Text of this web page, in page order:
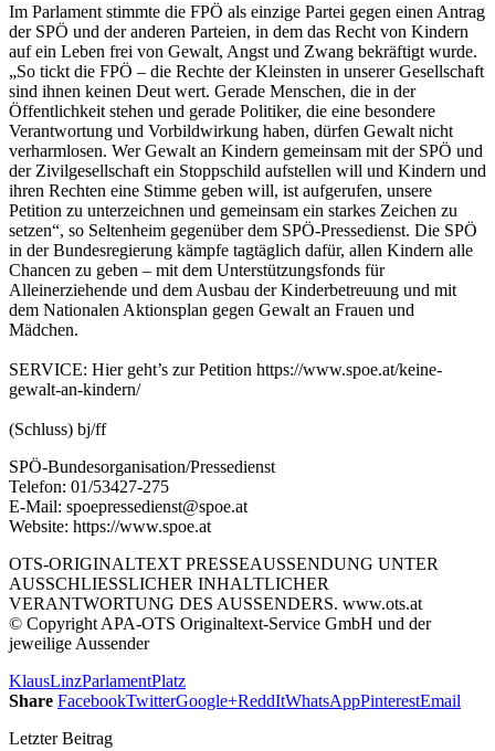
Im Parlament stimmte die FPÖ als einzige Partei gegen einen Antrag
der SPÖ und der anderen Parteien, in dem das Recht von Kindern
auf ein Leben frei von Gewalt, Angst und Zwang bekräftigt wurde.
„So tickt die FPÖ – die Rechte der Kleinsten in unserer Gesellschaft
sind ihnen keinen Deut wert. Gerade Menschen, die in der
Öffentlichkeit stehen und gerade Politiker, die eine besondere
Verantwortung und Vorbildwirkung haben, dürfen Gewalt nicht
verharmlosen. Wer Gewalt an Kindern gemeinsam mit der SPÖ und
der Zivilgesellschaft ein Stoppschild aufstellen will und Kindern und
ihren Rechten eine Stimme geben will, ist aufgerufen, unsere
Petition zu unterzeichnen und gemeinsam ein starkes Zeichen zu
setzen“, so Seltenheim gegenüber dem SPÖ-Pressedienst. Die SPÖ
in der Bundesregierung kämpfe tagtäglich dafür, allen Kindern alle
Chancen zu geben – mit dem Unterstützungsfonds für
Alleinerziehende und dem Ausbau der Kinderbetreuung und mit
dem Nationalen Aktionsplan gegen Gewalt an Frauen und
Mädchen.
SERVICE: Hier geht’s zur Petition https://www.spoe.at/keine-
gewalt-an-kindern/
(Schluss) bj/ff
SPÖ-Bundesorganisation/Pressedienst
Telefon: 01/53427-275
E-Mail: spoepressedienst@spoe.at
Website: https://www.spoe.at
OTS-ORIGINALTEXT PRESSEAUSSENDUNG UNTER
AUSSCHLIESSLICHER INHALTLICHER
VERANTWORTUNG DES AUSSENDERS. www.ots.at
© Copyright APA-OTS Originaltext-Service GmbH und der
jeweilige Aussender
KlausLinzParlamentPlatz
Share FacebookTwitterGoogle+ReddItWhatsAppPinterestEmail
Letzter Beitrag